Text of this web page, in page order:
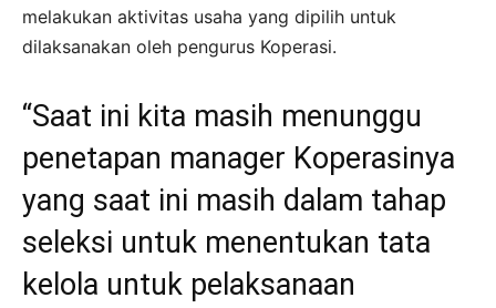
melakukan aktivitas usaha yang dipilih untuk
dilaksanakan oleh pengurus Koperasi.
“Saat ini kita masih menunggu
penetapan manager Koperasinya
yang saat ini masih dalam tahap
seleksi untuk menentukan tata
kelola untuk pelaksanaan